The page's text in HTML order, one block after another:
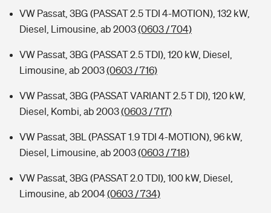
VW Passat, 3BG (PASSAT 2.5 TDI 4-MOTION), 132 kW,
Diesel, Limousine, ab 2003(0603 / 704)
VW Passat, 3BG (PASSAT 2.5 TDI), 120 kW, Diesel,
Limousine, ab 2003(0603 / 716)
VW Passat, 3BG (PASSAT VARIANT 2.5 T DI), 120 kW,
Diesel, Kombi, ab 2003(0603 / 717)
VW Passat, 3BL (PASSAT 1.9 TDI 4-MOTION), 96 kW,
Diesel, Limousine, ab 2003(0603 / 718)
VW Passat, 3BG (PASSAT 2.0 TDI), 100 kW, Diesel,
Limousine, ab 2004(0603 / 734)